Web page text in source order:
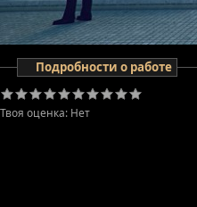
Подробности о работе
Твоя оценка: Нет